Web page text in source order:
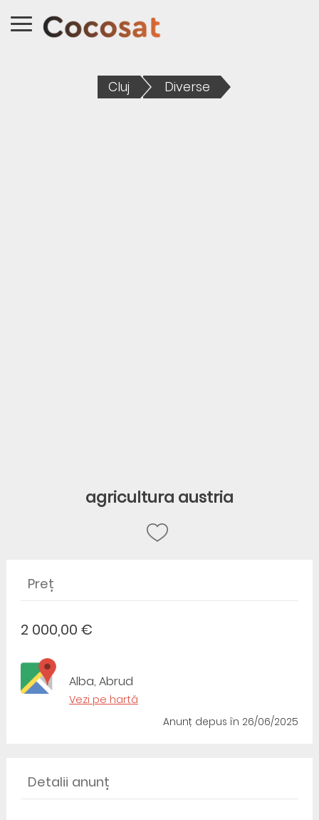
Cluj Diverse
agricultura austria
Preț
2 000,00 €
Alba, Abrud
Vezi pe hartă
Anunț depusîn 26/06/2025
Detalii anunț